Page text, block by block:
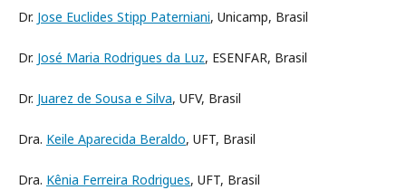
Dr. Jose Euclides Stipp Paterniani, Unicamp, Brasil
Dr. José Maria Rodrigues da Luz, ESENFAR, Brasil
Dr. Juarez de Sousa e Silva, UFV, Brasil
Dra. Keile Aparecida Beraldo, UFT, Brasil
Dra. Kênia Ferreira Rodrigues, UFT, Brasil